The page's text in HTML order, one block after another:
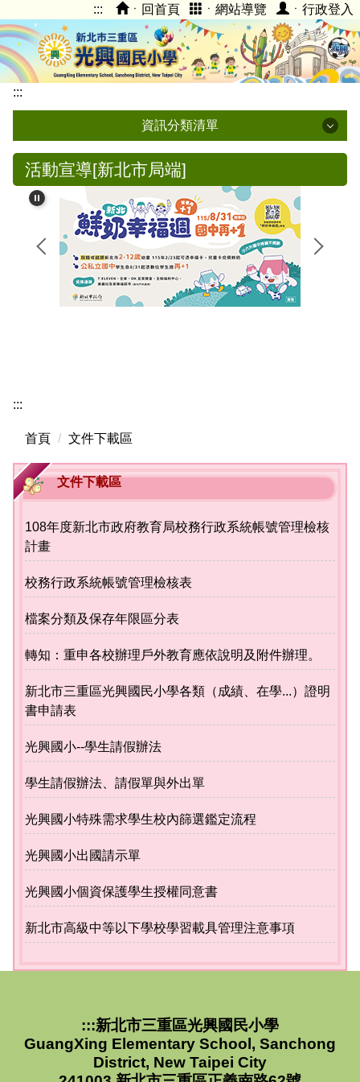
到
主
要
內
容
::: ㆍ回首頁 ㆍ網站導覽 ㆍ行政登入
:::
資訊分類清單
光興校內登入
停課不停學專區
學校簡介
光興臉書FB
光興附幼
光興國小圖書館
文件下載區
學生專區
午餐專區
校園花絮
光興youtube影像館
光興國小課程計畫專區
新北市國中小課程計畫備查資源網
公開授課計畫專區
翰林全國師生網[閱讀]
活動宣導[新北市局端]
:::
首頁 文件下載區
文件下載區
108年度新北市政府教育局校務行政系統帳號管理檢核
計畫
校務行政系統帳號管理檢核表
檔案分類及保存年限區分表
轉知：重申各校辦理戶外教育應依說明及附件辦理。
新北市三重區光興國民小學各類（成績、在學...）證明
書申請表
光興國小--學生請假辦法
學生請假辦法、請假單與外出單
光興國小特殊需求學生校內篩選鑑定流程
光興國小出國請示單
光興國小個資保護學生授權同意書
新北市高級中等以下學校學習載具管理注意事項
:::新北市三重區光興國民小學
GuangXing Elementary School, Sanchong
District, New Taipei City